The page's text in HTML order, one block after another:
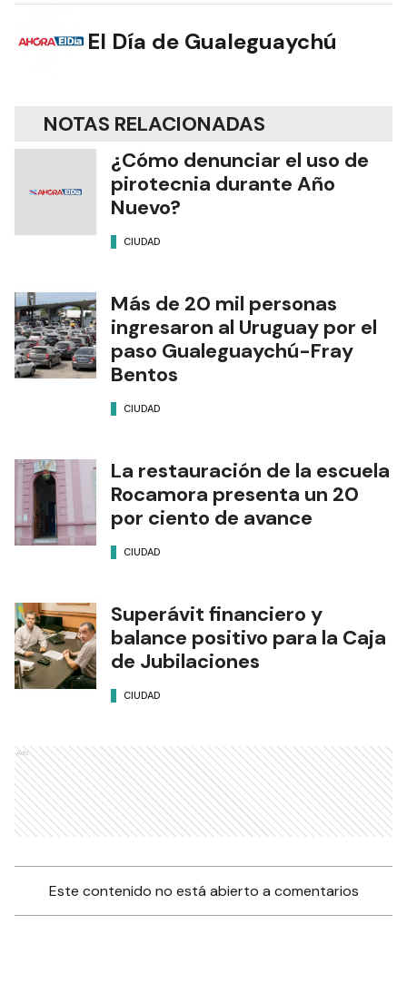
El Día de Gualeguaychú
NOTAS RELACIONADAS
¿Cómo denunciar el uso de
pirotecnia durante Año
Nuevo?
CIUDAD
Más de 20 mil personas
ingresaron al Uruguay por el
paso Gualeguaychú-Fray
Bentos
CIUDAD
La restauración de la escuela
Rocamora presenta un 20
por ciento de avance
CIUDAD
Superávit financiero y
balance positivo para la Caja
de Jubilaciones
CIUDAD
Ads
Este contenido no está abierto a comentarios